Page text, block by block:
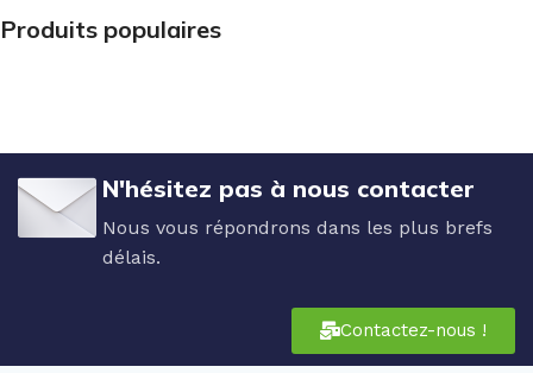
Produits populaires
N'hésitez pas à nous contacter
Nous vous répondrons dans les plus brefs
délais.
Contactez-nous !